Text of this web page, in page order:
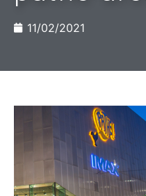
11/02/2021